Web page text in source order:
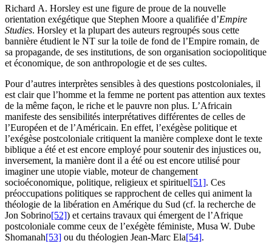
Richard A. Horsley est une figure de proue de la nouvelle
orientation exégétique que Stephen Moore a qualifiée d’Empire
Studies. Horsley et la plupart des auteurs regroupés sous cette
bannière étudient le NT sur la toile de fond de l’Empire romain, de
sa propagande, de ses institutions, de son organisation sociopolitique
et économique, de son anthropologie et de ses cultes.
Pour d’autres interprètes sensibles à des questions postcoloniales, il
est clair que l’homme et la femme ne portent pas attention aux textes
de la même façon, le riche et le pauvre non plus. L’Africain
manifeste des sensibilités interprétatives différentes de celles de
l’Européen et de l’Américain. En effet, l’exégèse politique et
l’exégèse postcoloniale critiquent la manière complexe dont le texte
biblique a été et est encore employé pour soutenir des injustices ou,
inversement, la manière dont il a été ou est encore utilisé pour
imaginer une utopie viable, moteur de changement
socioéconomique, politique, religieux et spirituel[51]. Ces
préoccupations politiques se rapprochent de celles qui animent la
théologie de la libération en Amérique du Sud (cf. la recherche de
Jon Sobrino[52]) et certains travaux qui émergent de l’Afrique
postcoloniale comme ceux de l’exégète féministe, Musa W. Dube
Shomanah[53] ou du théologien Jean-Marc Ela[54].